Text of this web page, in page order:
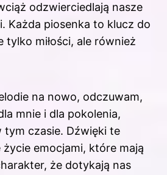
odzwierciedlają nasze
Każda piosenka to klucz do
tylko miłości, ale również
na nowo, odczuwam,
mnie i dla pokolenia,
tym czasie. Dźwięki te
emocjami, które mają
że dotykają nas